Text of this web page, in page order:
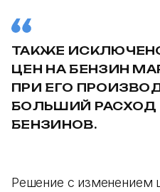
ТАКЖЕ
ЦЕН НА БЕНЗИН
ПРИ ЕГО
БОЛЬШИЙ
БЕНЗИНОВ.
Решение с изменением